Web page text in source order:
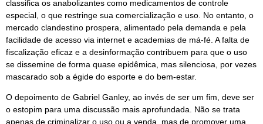
classifica os anabolizantes como medicamentos de controle
especial, o que restringe sua comercialização e uso. No entanto, o
mercado clandestino prospera, alimentado pela demanda e pela
facilidade de acesso via internet e academias de má-fé. A falta de
fiscalização eficaz e a desinformação contribuem para que o uso
se dissemine de forma quase epidêmica, mas silenciosa, por vezes
mascarado sob a égide do esporte e do bem-estar.
O depoimento de Gabriel Ganley, ao invés de ser um fim, deve ser
o estopim para uma discussão mais aprofundada. Não se trata
apenas de criminalizar o uso ou a venda, mas de promover uma